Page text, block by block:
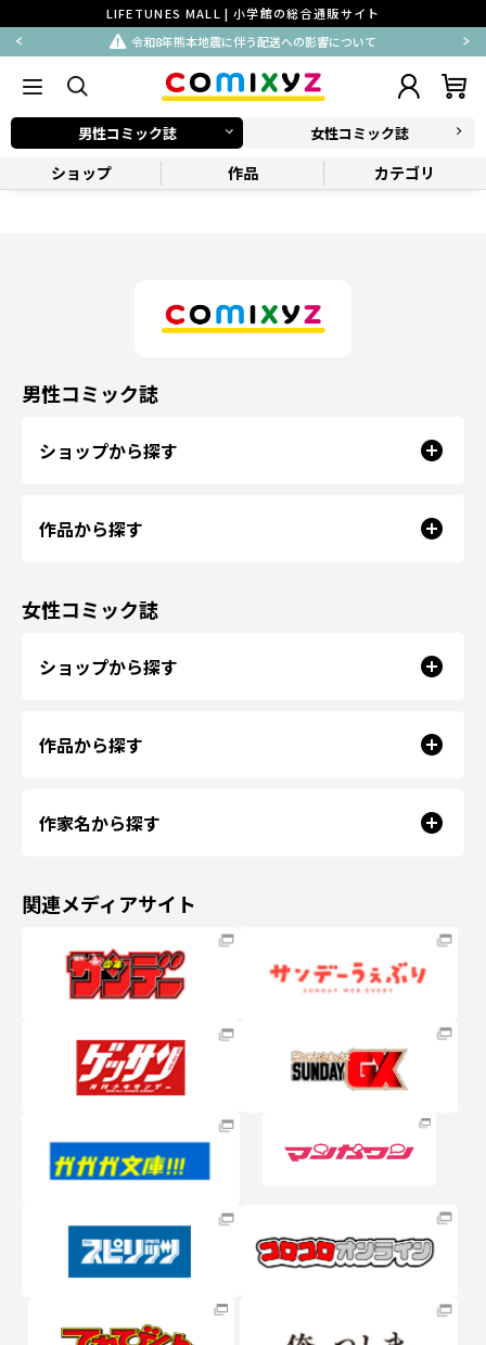
LIFETUNES MALL | 小学館の総合通販サイト
令和8年熊本地震に伴う配送への影響について
男性コミック誌 女性コミック誌
ショップ 作品 カテゴリ
男性コミック誌
ショップから探す
作品から探す
女性コミック誌
ショップから探す
作品から探す
作家名から探す
関連メディアサイト